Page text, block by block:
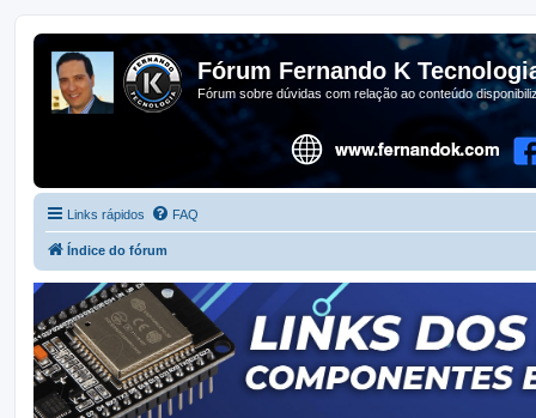
Fórum Fernando K
Fórum sobre dúvidas com relação ao conteúdo
Links rápidos FAQ
Índice do fórum